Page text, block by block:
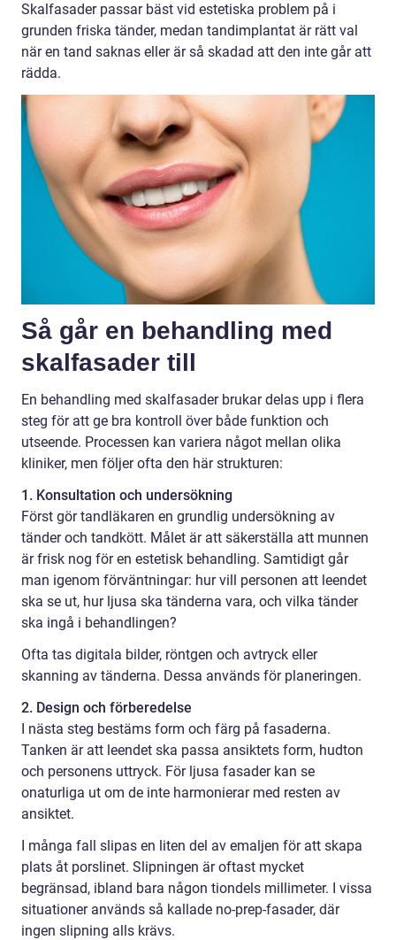
Skalfasader passar bäst vid estetiska problem på i
grunden friska tänder, medan tandimplantat är rätt val
när en tand saknas eller är så skadad att den inte går att
rädda.
Så går en behandling med
skalfasader till
En behandling med skalfasader brukar delas upp i flera
steg för att ge bra kontroll över både funktion och
utseende. Processen kan variera något mellan olika
kliniker, men följer ofta den här strukturen:
1. Konsultation och undersökning
Först gör tandläkaren en grundlig undersökning av
tänder och tandkött. Målet är att säkerställa att munnen
är frisk nog för en estetisk behandling. Samtidigt går
man igenom förväntningar: hur vill personen att leendet
ska se ut, hur ljusa ska tänderna vara, och vilka tänder
ska ingå i behandlingen?
Ofta tas digitala bilder, röntgen och avtryck eller
skanning av tänderna. Dessa används för planeringen.
2. Design och förberedelse
I nästa steg bestäms form och färg på fasaderna.
Tanken är att leendet ska passa ansiktets form, hudton
och personens uttryck. För ljusa fasader kan se
onaturliga ut om de inte harmonierar med resten av
ansiktet.
I många fall slipas en liten del av emaljen för att skapa
plats åt porslinet. Slipningen är oftast mycket
begränsad, ibland bara någon tiondels millimeter. I vissa
situationer används så kallade no-prep-fasader, där
ingen slipning alls krävs.